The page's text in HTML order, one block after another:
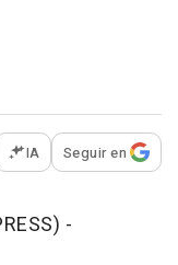
opciones para
IA Seguir en
-